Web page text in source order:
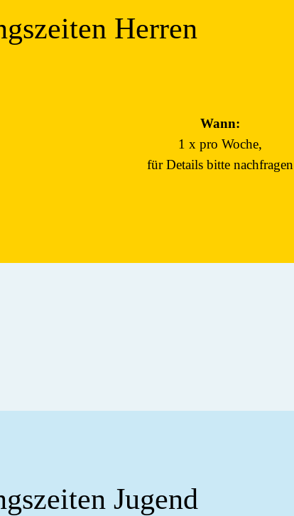
Herren
Wann:
1 x pro Woche,
für Details bitte nachfragen
Jugend